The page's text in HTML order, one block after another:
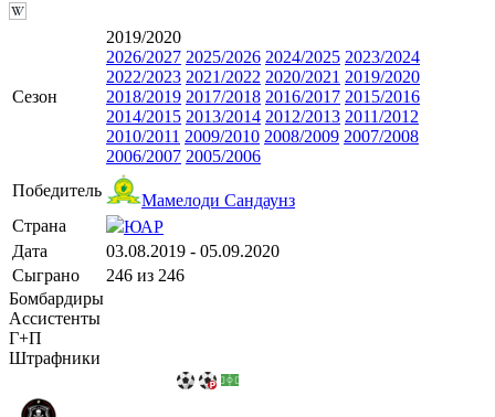
Сезон
2019/2020
2026/2027 2025/2026 2024/2025 2023/2024
2022/2023 2021/2022 2020/2021 2019/2020
2018/2019 2017/2018 2016/2017 2015/2016
2014/2015 2013/2014 2012/2013 2011/2012
2010/2011 2009/2010 2008/2009 2007/2008
2006/2007 2005/2006
Победитель
Мамелоди Сандаунз
Страна
ЮАР
Дата
03.08.2019 - 05.09.2020
Сыграно
246 из 246
Бомбардиры
Ассистенты
Г+П
Штрафники